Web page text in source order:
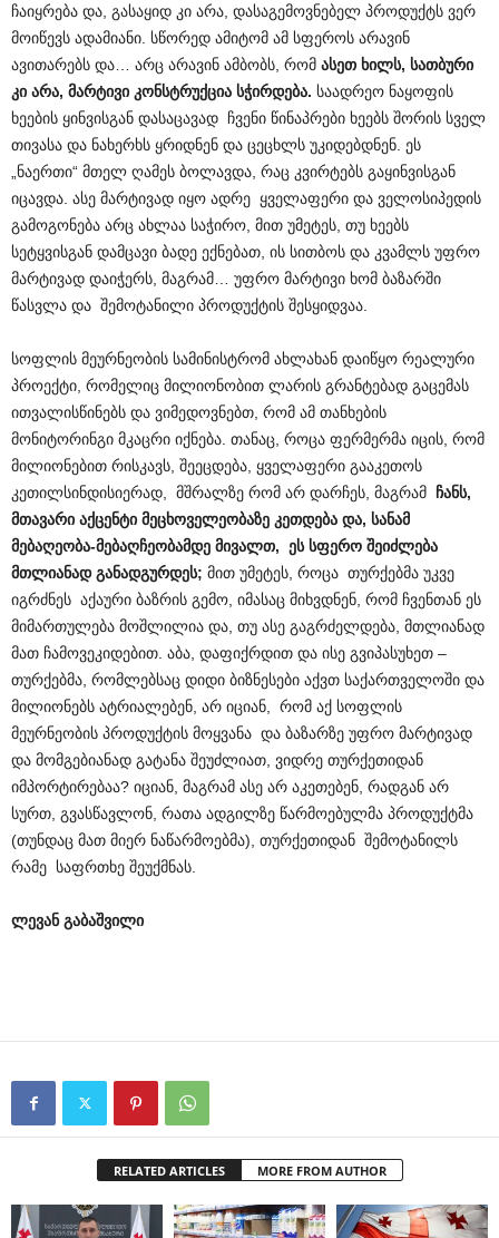
ჩაიყრება და, გასაყიდ კი არა, დასაგემოვნებელ პროდუქტს ვერ
მოიწევს ადამიანი. სწორედ ამიტომ ამ სფეროს არავინ
ავითარებს და… არც არავინ ამბობს, რომ ასეთ ხილს, სათბური
კი არა, მარტივი კონსტრუქცია სჭირდება. საადრეო ნაყოფის
ხეების ყინვისგან დასაცავად ჩვენი წინაპრები ხეებს შორის სველ
თივასა და ნახერხს ყრიდნენ და ცეცხლს უკიდებდნენ. ეს
„ნაერთი“ მთელ ღამეს ბოლავდა, რაც კვირტებს გაყინვისგან
იცავდა. ასე მარტივად იყო ადრე ყველაფერი და ველოსიპედის
გამოგონება არც ახლაა საჭირო, მით უმეტეს, თუ ხეებს
სეტყვისგან დამცავი ბადე ექნებათ, ის სითბოს და კვამლს უფრო
მარტივად დაიჭერს, მაგრამ… უფრო მარტივი ხომ ბაზარში
წასვლა და შემოტანილი პროდუქტის შესყიდვაა.
სოფლის მეურნეობის სამინისტრომ ახლახან დაიწყო რეალური
პროექტი, რომელიც მილიონობით ლარის გრანტებად გაცემას
ითვალისწინებს და ვიმედოვნებთ, რომ ამ თანხების
მონიტორინგი მკაცრი იქნება. თანაც, როცა ფერმერმა იცის, რომ
მილიონებით რისკავს, შეეცდება, ყველაფერი გააკეთოს
კეთილსინდისიერად, მშრალზე რომ არ დარჩეს, მაგრამ
ჩანს,
მთავარი აქცენტი მეცხოველეობაზე კეთდება და, სანამ
მებაღეობა-მებაღჩეობამდე მივალთ, ეს სფერო შეიძლება
მთლიანად განადგურდეს; მით უმეტეს, როცა თურქებმა უკვე
იგრძნეს აქაური ბაზრის გემო, იმასაც მიხვდნენ, რომ ჩვენთან ეს
მიმართულება მოშლილია და, თუ ასე გაგრძელდება, მთლიანად
მათ ჩამოვეკიდებით. აბა, დაფიქრდით და ისე გვიპასუხეთ –
თურქებმა, რომლებსაც დიდი ბიზნესები აქვთ საქართველოში და
მილიონებს ატრიალებენ, არ იციან, რომ აქ სოფლის
მეურნეობის პროდუქტის მოყვანა და ბაზარზე უფრო მარტივად
და მომგებიანად გატანა შეუძლიათ, ვიდრე თურქეთიდან
იმპორტირებაა? იციან, მაგრამ ასე არ აკეთებენ, რადგან არ
სურთ, გვასწავლონ, რათა ადგილზე წარმოებულმა პროდუქტმა
(თუნდაც მათ მიერ ნაწარმოებმა), თურქეთიდან შემოტანილს
რამე საფრთხე შეუქმნას.
ლევან გაბაშვილი
RELATED ARTICLES MORE FROM AUTHOR